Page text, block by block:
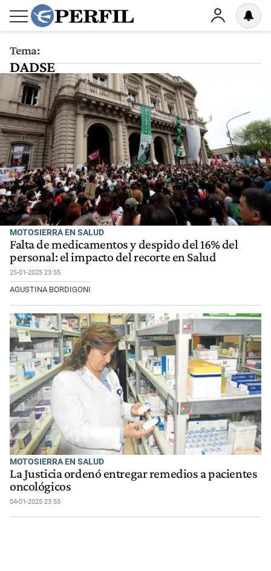
Tema:
DADSE
MOTOSIERRA EN SALUD
Falta de medicamentos y despido del 16% del
personal: el impacto del recorte en Salud
25-01-2025 23:55
AGUSTINA BORDIGONI
MOTOSIERRA EN SALUD
La Justicia ordenó entregar remedios a pacientes
oncológicos
04-01-2025 23:55